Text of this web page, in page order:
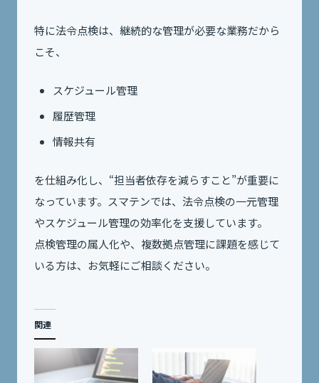
特に法令点検は、継続的な管理が必要な業務だから
こそ、
スケジュール管理
履歴管理
情報共有
を仕組み化し、“担当者依存を減らすこと”が重要に
なっています。スマテンでは、法令点検の一元管理
やスケジュール管理の効率化を支援しています。
点検管理の属人化や、複数拠点管理に課題を感じて
いる方は、お気軽にご相談ください。
関連